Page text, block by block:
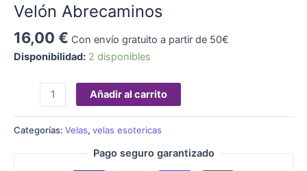
Velón Abrecaminos
16,00 € Con envío gratuito a partir de 50€
Disponibilidad: 2 disponibles
Añadir al carrito
Categorías: Velas, velas esotericas
Pago seguro garantizado